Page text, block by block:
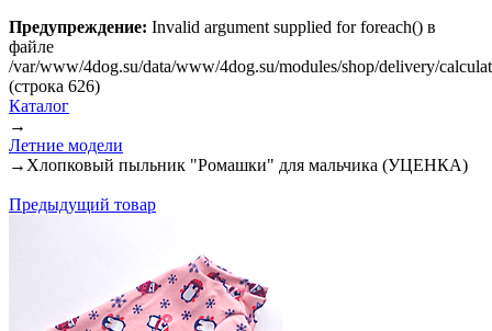
Предупреждение: Invalid argument supplied for foreach() в
файле
/var/www/4dog.su/data/www/4dog.su/modules/shop/delivery/
(строка 626)
Каталог
→
Летние модели
→ Хлопковый пыльник "Ромашки" для мальчика (УЦЕНКА)
Предыдущий товар